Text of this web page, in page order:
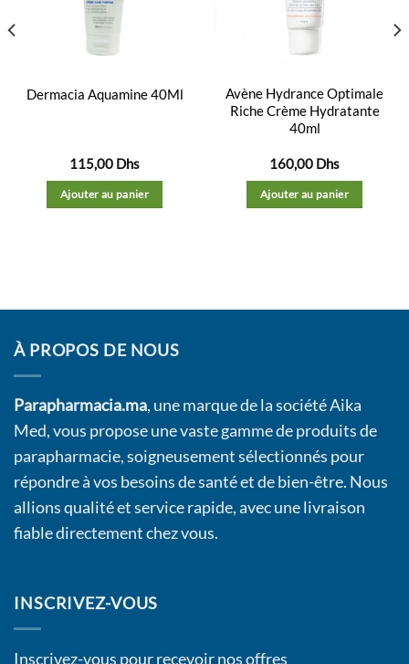
Dermacia Aquamine 40Ml
115,00 Dhs
Ajouter au panier
Avène Hydrance Optimale
Riche Crème Hydratante
40ml
160,00 Dhs
Ajouter au panier
À PROPOS DE NOUS
Parapharmacia.ma, une marque de la société Aika
Med, vous propose une vaste gamme de produits de
parapharmacie, soigneusement sélectionnés pour
répondre à vos besoins de santé et de bien-être. Nous
allions qualité et service rapide, avec une livraison
fiable directement chez vous.
INSCRIVEZ-VOUS
Inscrivez-vous pour recevoir nos offres